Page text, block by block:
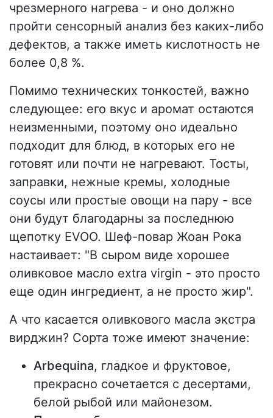
чрезмерного нагрева - и оно должно
пройти сенсорный анализ без каких-либо
дефектов, а также иметь кислотность не
более 0,8 %.
Помимо технических тонкостей, важно
следующее: его вкус и аромат остаются
неизменными, поэтому оно идеально
подходит для блюд, в которых его не
готовят или почти не нагревают. Тосты,
заправки, нежные кремы, холодные
соусы или простые овощи на пару - все
они будут благодарны за последнюю
щепотку EVOO. Шеф-повар Жоан Рока
настаивает: "В сыром виде хорошее
оливковое масло extra virgin - это просто
еще один ингредиент, а не просто жир".
А что касается оливкового масла экстра
вирджин? Сорта тоже имеют значение:
Arbequina, гладкое и фруктовое,
прекрасно сочетается с десертами,
белой рыбой или майонезом.